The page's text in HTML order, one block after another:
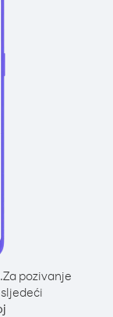
Za pozivanje